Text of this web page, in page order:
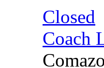
Closed
Coach
Comazo